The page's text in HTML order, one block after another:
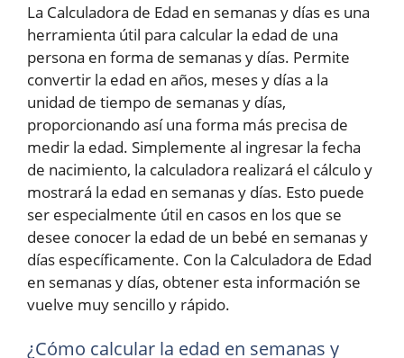
La Calculadora de Edad en semanas y días es una
herramienta útil para calcular la edad de una
persona en forma de semanas y días. Permite
convertir la edad en años, meses y días a la
unidad de tiempo de semanas y días,
proporcionando así una forma más precisa de
medir la edad. Simplemente al ingresar la fecha
de nacimiento, la calculadora realizará el cálculo y
mostrará la edad en semanas y días. Esto puede
ser especialmente útil en casos en los que se
desee conocer la edad de un bebé en semanas y
días específicamente. Con la Calculadora de Edad
en semanas y días, obtener esta información se
vuelve muy sencillo y rápido.
¿Cómo calcular la edad en semanas y